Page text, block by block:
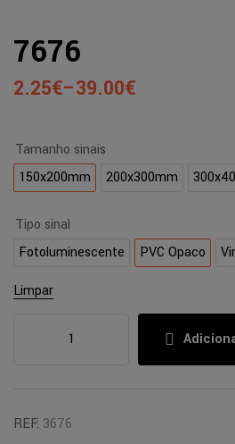
7676
2.25€–39.00€
Tamanho sinais
150x200mm
200x300mm
Tipo sinal
Fotoluminescente
PVC Opaco
Limpar
REF: 3676